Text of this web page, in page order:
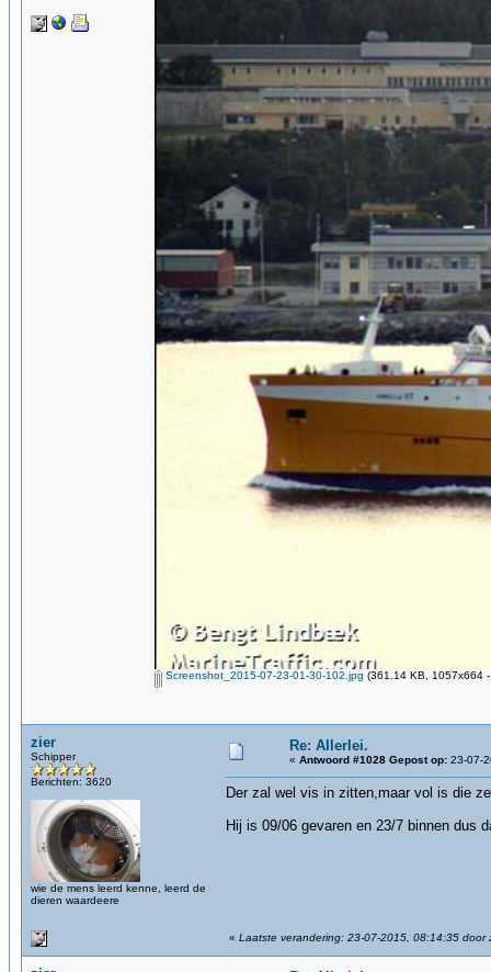
Screenshot_2015-07-23-01-30-102.jpg (361.14 KB, 1057x664
zier
Schipper
Berichten: 3620
wie de mens leerd kenne, leerd de
dieren waardeere
Re: Allerlei.
« Antwoord #1028 Gepost op: 23-07-
Der zal wel vis in zitten,maar vol is die
Hij is 09/06 gevaren en 23/7 binnen dus
« Laatste verandering: 23-07-2015, 08:14:35 door